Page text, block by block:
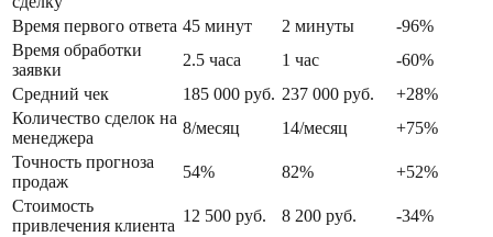
Время первого ответа 45 минут 2 минуты
-96%
Время обработки
заявки
2.5 часа 1 час
-60%
Средний чек
185 000 руб. 237 000 руб.
+28%
Количество сделок на
менеджера
8/месяц 14/месяц
+75%
Точность прогноза
продаж
54% 82%
+52%
Стоимость
привлечения клиента
12 500 руб. 8 200 руб. -34%